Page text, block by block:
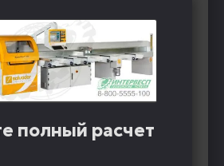
полный расчет